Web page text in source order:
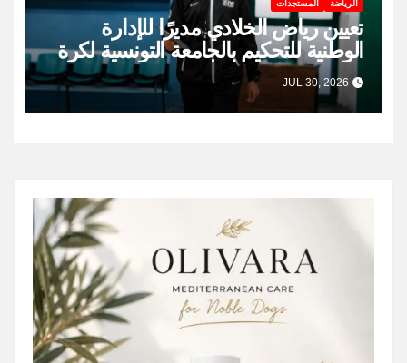
الرياضة المستجدات
تعيين رياض الخلادي مديرًا للإدارة
الوطنية للتحكيم بالجامعة التونسية لكرة
السلة
JUL 30, 2026